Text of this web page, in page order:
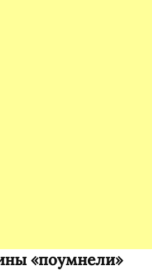
«поумнели»